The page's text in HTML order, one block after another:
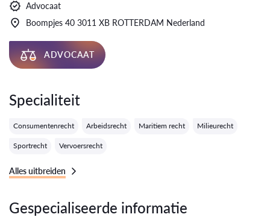
Advocaat
Boompjes 40 3011 XB ROTTERDAM Nederland
ADVOCAAT
Specialiteit
Consumentenrecht Arbeidsrecht Maritiem recht Milieurecht
Sportrecht Vervoersrecht
Alles uitbreiden
Gespecialiseerde informatie